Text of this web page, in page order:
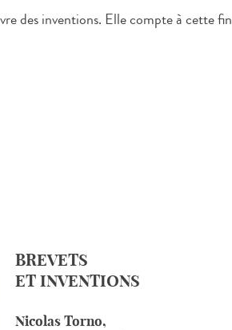
des inventions. Elle compte à cette fin
BREVETS
ET INVENTIONS
Nicolas Torno,